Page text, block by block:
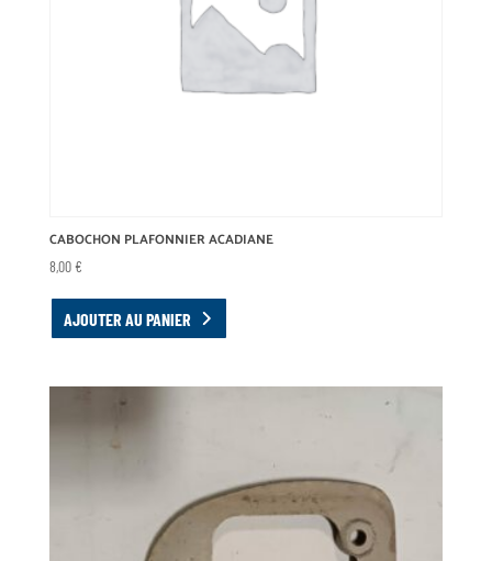
CABOCHON PLAFONNIER ACADIANE
8,00€
AJOUTER AU PANIER